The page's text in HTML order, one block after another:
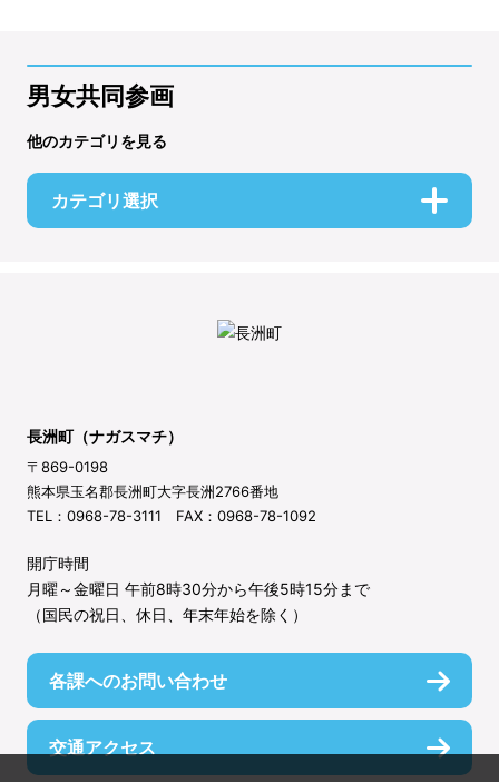
男女共同参画
他のカテゴリを見る
カテゴリ選択
長洲町（ナガスマチ）
〒869-0198
熊本県玉名郡長洲町大字長洲2766番地
TEL：0968-78-3111 FAX：0968-78-1092
開庁時間
月曜～金曜日 午前8時30分から午後5時15分まで
（国民の祝日、休日、年末年始を除く）
各課へのお問い合わせ
交通アクセス